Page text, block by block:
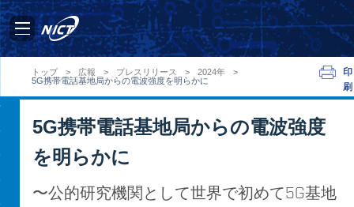
トップ > 広報 > プレスリリース > 2024年
>
5G携帯電話基地局からの電波強度を明らかに
印
刷
5G携帯電話基地局からの電波強度
を明らかに
〜公的研究機関として世界で初めて5G基地